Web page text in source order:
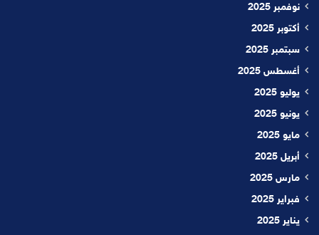
نوفمبر 2025
أكتوبر 2025
سبتمبر 2025
أغسطس 2025
يوليو 2025
يونيو 2025
مايو 2025
أبريل 2025
مارس 2025
فبراير 2025
يناير 2025